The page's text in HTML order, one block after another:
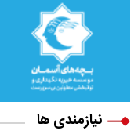
نیازمندی ها